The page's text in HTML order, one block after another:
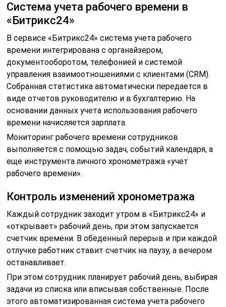
Система учета рабочего времени в
«Битрикс24»
В сервисе «Битрикс24» система учета рабочего
времени интегрирована с органайзером,
документооборотом, телефонией и системой
управления взаимоотношениями с клиентами (CRM).
Собранная статистика автоматически передается в
виде отчетов руководителю и в бухгалтерию. На
основании данных учета использования рабочего
времени начисляется зарплата.
Мониторинг рабочего времени сотрудников
выполняется с помощью задач, событий календаря, а
еще инструмента личного хронометража «учет
рабочего времени».
Контроль изменений хронометража
Каждый сотрудник заходит утром в «Битрикс24» и
«открывает» рабочий день, при этом запускается
счетчик времени. В обеденный перерыв и при каждой
отлучке работник ставит счетчик на паузу, а вечером
останавливает.
При этом сотрудник планирует рабочий день, выбирая
задачи из списка или вписывая собственные. После
этого автоматизированная система учета рабочего